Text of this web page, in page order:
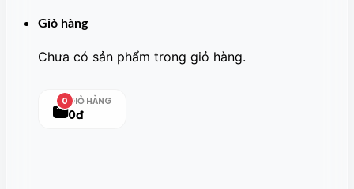
Giỏ hàng
Chưa có sản phẩm trong giỏ hàng.
0 GIỎ HÀNG
0đ